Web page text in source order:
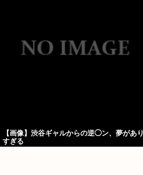
【画像】渋谷ギャルからの逆◯ン、夢があり
すぎる